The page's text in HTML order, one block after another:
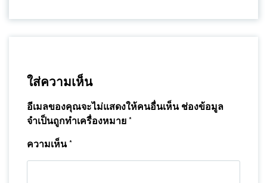
ใส่ความเห็น
อีเมลของคุณจะไม่แสดงให้คนอื่นเห็น ช่องข้อมูล
จำเป็นถูกทำเครื่องหมาย *
ความเห็น*